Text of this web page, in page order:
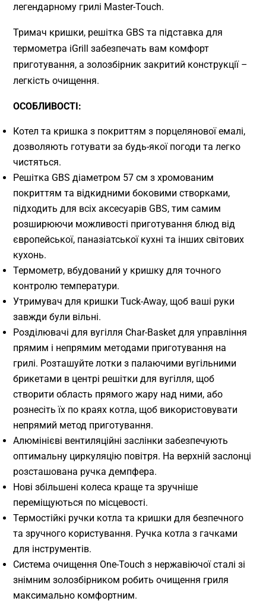
легендарному грилі Master-Touch.
Тримач кришки, решітка GBS та підставка для
термометра iGrill забезпечать вам комфорт
приготування, а золозбірник закритий конструкції –
легкість очищення.
ОСОБЛИВОСТІ:
Котел та кришка з покриттям з порцелянової емалі,
дозволяють готувати за будь-якої погоди та легко
чистяться.
Решітка GBS діаметром 57 см з хромованим
покриттям та відкидними боковими створками,
підходить для всіх аксесуарів GBS, тим самим
розширюючи можливості приготування блюд від
європейської, паназіатської кухні та інших світових
кухонь.
Термометр, вбудований у кришку для точного
контролю температури.
Утримувач для кришки Tuck-Away, щоб ваші руки
завжди були вільні.
Розділювачі для вугілля Char-Basket для управління
прямим і непрямим методами приготування на
грилі. Розташуйте лотки з палаючими вугільними
брикетами в центрі решітки для вугілля, щоб
створити область прямого жару над ними, або
рознесіть їх по краях котла, щоб використовувати
непрямий метод приготування.
Алюмінієві вентиляційні заслінки забезпечують
оптимальну циркуляцію повітря. На верхній заслонці
розсташована ручка демпфера.
Нові збільшені колеса краще та зручніше
переміщуються по місцевості.
Термостійкі ручки котла та кришки для безпечного
та зручного користування. Ручка котла з гачками
для інструментів.
Система очищення One-Touch з нержавіючої сталі зі
знімним золозбірником робить очищення гриля
максимально комфортним.